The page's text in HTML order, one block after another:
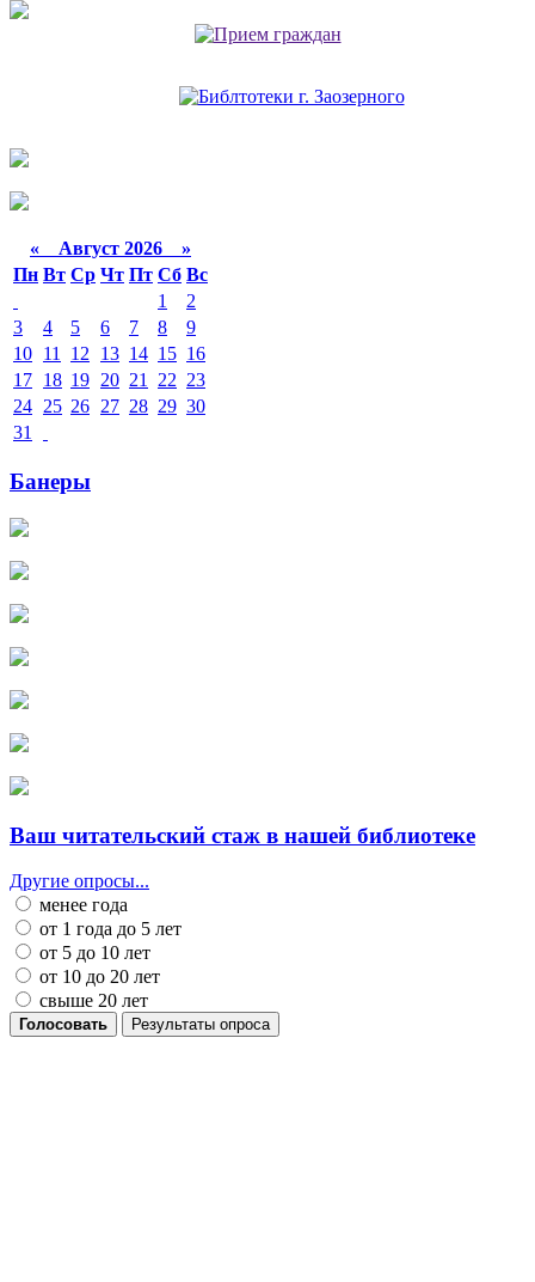
« Август 2026 »
Пн Вт Ср Чт Пт Сб Вс
1
2
3
4 5 6 7 8
9
10 11 12 13 14 15 16
17 18 19 20 21 22 23
24 25 26 27 28 29 30
31
Банеры
Ваш читательский стаж в нашей библиотеке
Другие опросы...
менее года
от 1 года до 5 лет
от 5 до 10 лет
от 10 до 20 лет
свыше 20 лет
Голосовать Результаты опроса